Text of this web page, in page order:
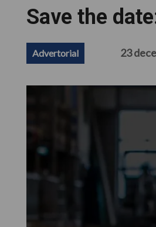
Save the
Advertorial 23